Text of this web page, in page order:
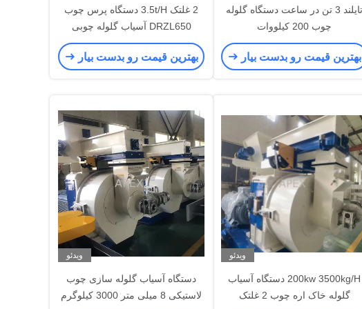
تایلند 3 تن در ساعت دستگاه گلوله
چوب 200 کیلووات
بهترین قیمت رو بدست بیار
2 غلتک 3.5t/H دستگاه پرس چوب
DRZL650 آسیاب گلوله چوبی
بهترین قیمت رو بدست بیار
ویدئو
200kw 3500kg/H دستگاه آسیاب
گلوله خاک اره چوب 2 غلتک
ویدئو
دستگاه آسیاب گلوله سازی چوب
لاستیکی 8 میلی متر 3000 کیلوگرم